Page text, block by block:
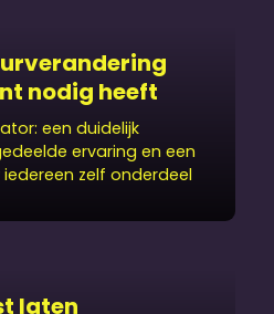
nodig heeft
een duidelijk
ervaring en een
zelf onderdeel
laten